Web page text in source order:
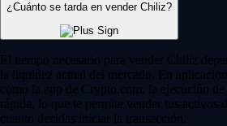
¿Cuánto se tarda en vender Chiliz?
El tiempo necesario para vender Chiliz
la liquidez actual del mercado. En
como la app de Crypto.com, la ejecución de
rápida, lo que te permite vender tus activos
cuanto decidas iniciar la transacción.